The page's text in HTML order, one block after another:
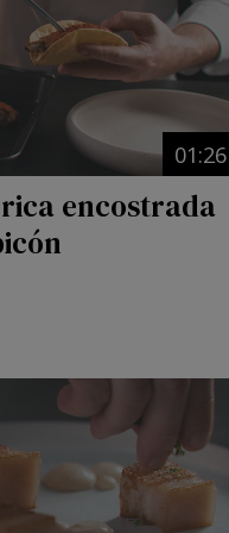
01:26
encostrada